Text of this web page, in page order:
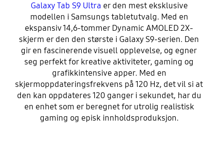
Galaxy Tab S9 Ultra er den mest eksklusive
modellen i Samsungs tabletutvalg. Med en
ekspansiv 14,6-tommer Dynamic AMOLED 2X-
skjerm er den den største i Galaxy S9-serien. Den
gir en fascinerende visuell opplevelse, og egner
seg perfekt for kreative aktiviteter, gaming og
grafikkintensive apper. Med en
skjermoppdateringsfrekvens på 120 Hz, det vil si at
den kan oppdateres 120 ganger i sekundet, har du
en enhet som er beregnet for utrolig realistisk
gaming og episk innholdsproduksjon.